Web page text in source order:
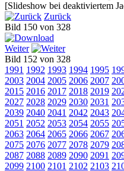
[Slideshow bei deaktiviertem
Zurück
Bild 150 von 328
Weiter
Bild 152 von 328
1991 1992 1993 1994 1995
2003 2004 2005 2006 2007
2015 2016 2017 2018 2019
2027 2028 2029 2030 2031
2039 2040 2041 2042 2043
2051 2052 2053 2054 2055
2063 2064 2065 2066 2067
2075 2076 2077 2078 2079
2087 2088 2089 2090 2091
2099 2100 2101 2102 2103